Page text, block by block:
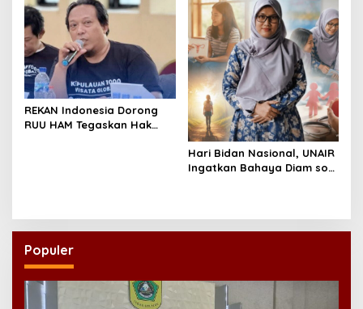
REKAN Indonesia Dorong
RUU HAM Tegaskan Hak
Hari Bidan Nasional, UNAIR
Ingatkan Bahaya Diam soal
Populer